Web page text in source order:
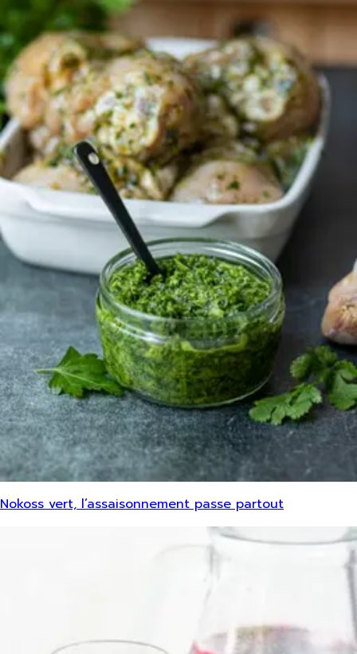
Nokoss vert, l’assaisonnement passe partout